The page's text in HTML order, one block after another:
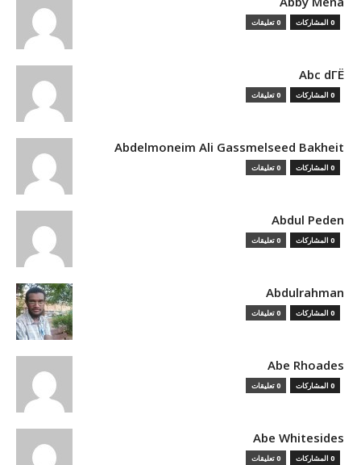
0 المشاركات 0 تعليقات
Abc dГЁ
0 المشاركات 0 تعليقات
Abdelmoneim Ali Gassmelseed Bakheit
0 المشاركات 0 تعليقات
Abdul Peden
0 المشاركات 0 تعليقات
Abdulrahman
0 المشاركات 0 تعليقات
Abe Rhoades
0 المشاركات 0 تعليقات
Abe Whitesides
0 المشاركات 0 تعليقات